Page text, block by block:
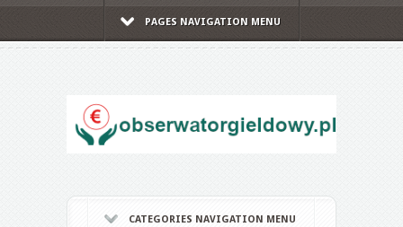
PAGES NAVIGATION MENU
CATEGORIES NAVIGATION MENU